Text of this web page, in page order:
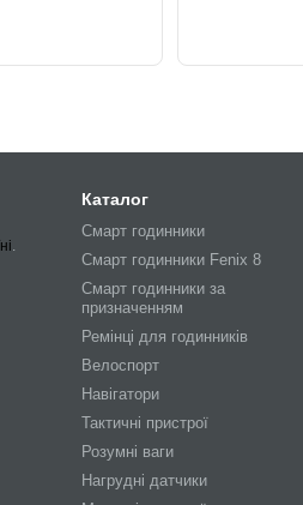
.
Каталог
Смарт годинники
Смарт годинники Fenix 8
Смарт годинники за
призначенням
Ремінці для годинників
Велоспорт
Навігатори
Тактичні пристрої
Розумні ваги
Нагрудні датчики